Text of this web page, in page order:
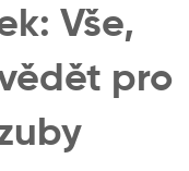
Vše,
pro